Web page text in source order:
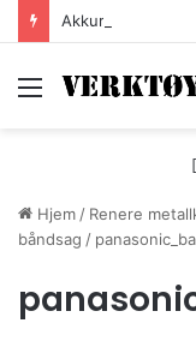
Akkurat nå er
Meny
Hjem / Renere
båndsag /